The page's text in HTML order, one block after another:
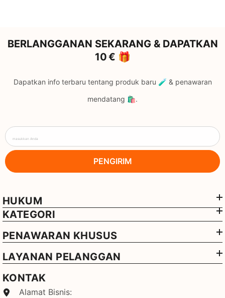
BERLANGGANAN SEKARANG & DAPATKAN
10 € 🎁
Dapatkan info terbaru tentang produk baru 🧪 & penawaran
mendatang 🛍️.
masukkan Anda
PENGIRIM
HUKUM
KATEGORI
PENAWARAN KHUSUS
LAYANAN PELANGGAN
KONTAK
Alamat Bisnis: